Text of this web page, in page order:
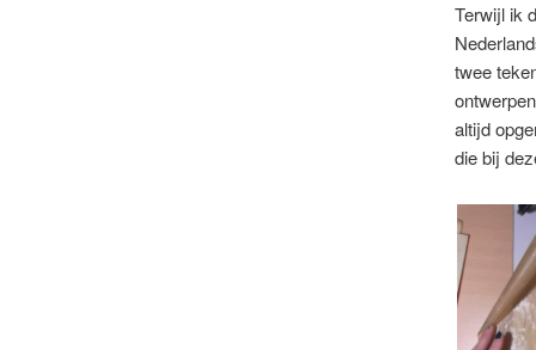
Terwijl ik
twee
altijd
die bij